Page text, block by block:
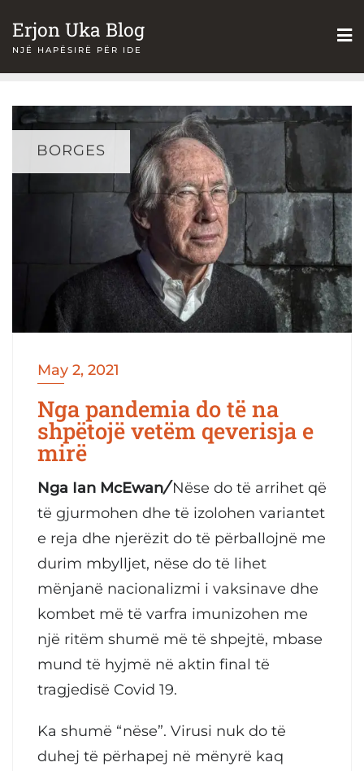
toErjon Uka Blog
NJË HAPËSIRË PËR IDE
BORGES
May 2, 2021
Nga pandemia do të na
shpëtojë vetëm qeverisja e
mirë
Nga Ian McEwan/ Nëse do të arrihet që
të gjurmohen dhe të izolohen variantet
e reja dhe njerëzit do të përballojnë me
durim mbylljet, nëse do të lihet
mënjanë nacionalizmi i vaksinave dhe
kombet më të varfra imunizohen me
një ritëm shumë më të shpejtë, mbase
mund të hyjmë në aktin final të
tragjedisë Covid 19.
Ka shumë “nëse”. Virusi nuk do të
duhej të përhapej në mënyrë kaq